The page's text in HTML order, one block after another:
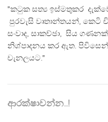
"කටුක සත්‍ය ඉස්මතුකර
පුරවැසි වෘතාන්තයන්, කෙටි
සංවාද, සාකච්ඡා, සිය
නිශ්පාදනය කර ඇත.
චැනලයට."
ආරක්ෂාවන්න..!